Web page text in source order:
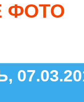
ФОТО